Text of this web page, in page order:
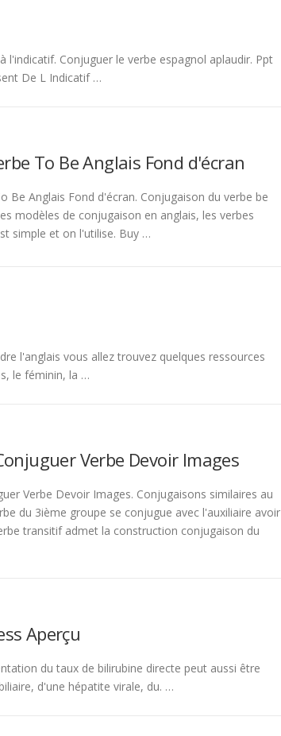
l'indicatif. Conjuguer le verbe espagnol aplaudir. Ppt
De L Indicatif …
To Be Anglais Fond d'écran
Be Anglais Fond d'écran. Conjugaison du verbe be
modèles de conjugaison en anglais, les verbes
simple et on l'utilise. Buy …
l'anglais vous allez trouvez quelques ressources
le féminin, la …
Verbe Devoir Images
Verbe Devoir Images. Conjugaisons similaires au
du 3ième groupe se conjugue avec l'auxiliaire avoir
transitif admet la construction conjugaison du
Aperçu
du taux de bilirubine directe peut aussi être
d'une hépatite virale, du. …